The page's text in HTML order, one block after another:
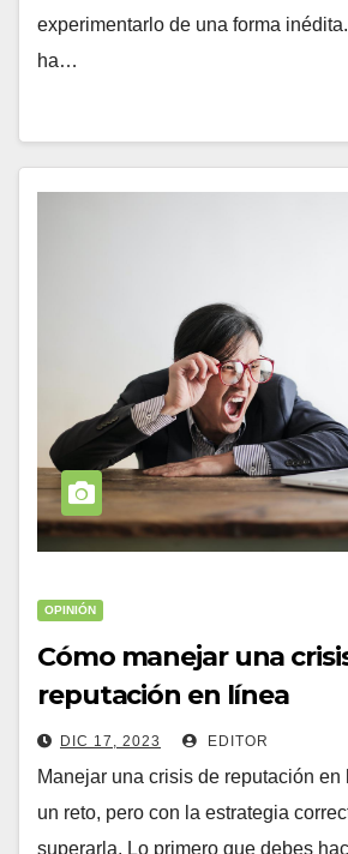
experimentarlo de una forma
ha…
OPINIÓN
Cómo manejar una
reputación en línea
DIC 17, 2023 EDITOR
Manejar una crisis de reputación
un reto, pero con la estrategia
superarla. Lo primero que debes